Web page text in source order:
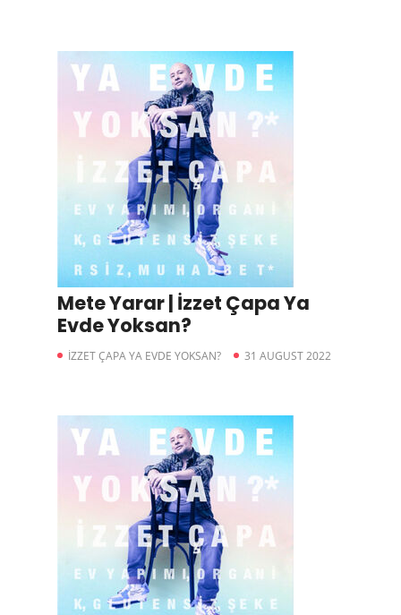
Mete Yarar | İzzet Çapa Ya
Evde Yoksan?
İZZET ÇAPA YA EVDE YOKSAN? 31 AUGUST 2022